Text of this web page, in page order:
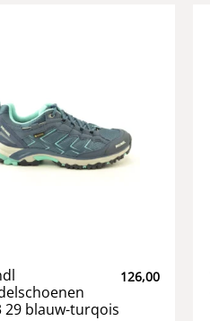
29 blauw-turqois
126,00